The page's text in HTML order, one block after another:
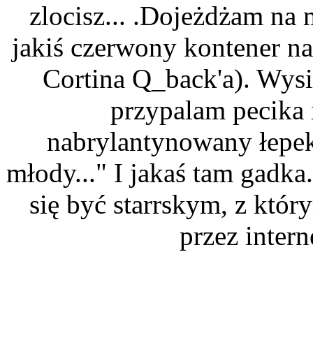
zlocisz... .Dojeżdżam
jakiś czerwony kontener
Cortina Q_back'a).
przypalam
nabrylantynowany
młody..." I jakaś tam
się być starrskym, z
przez